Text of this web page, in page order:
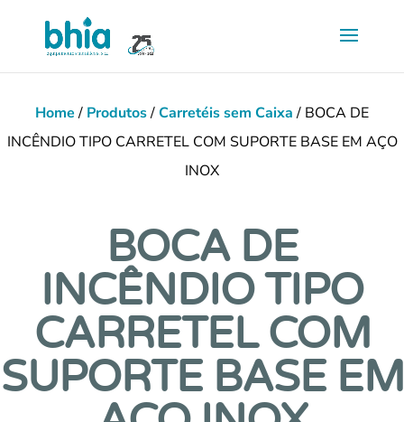
conteúdo
Home/ Produtos/Carretéis sem Caixa/ BOCA DE
INCÊNDIO TIPO CARRETEL COM SUPORTE BASE EM AÇO
INOX
BOCA DE
INCÊNDIO TIPO
CARRETEL COM
SUPORTE BASE EM